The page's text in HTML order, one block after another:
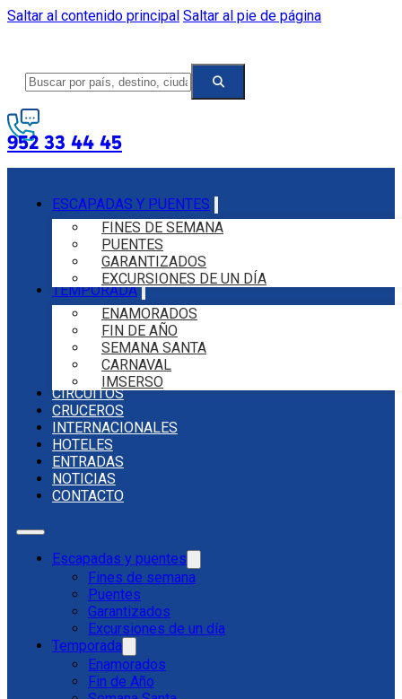
Saltar al contenido principal Saltar al pie de página
952 33 44 45
ESCAPADAS Y PUENTES
FINES DE SEMANA
PUENTES
GARANTIZADOS
EXCURSIONES DE UN DÍA
TEMPORADA
ENAMORADOS
FIN DE AÑO
SEMANA SANTA
CARNAVAL
IMSERSO
CIRCUITOS
CRUCEROS
INTERNACIONALES
HOTELES
ENTRADAS
NOTICIAS
CONTACTO
Escapadas y puentes
Fines de semana
Puentes
Garantizados
Excursiones de un día
Temporada
Enamorados
Fin de Año